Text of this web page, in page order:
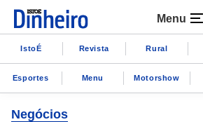
Menu
IstoÉ Revista Rural
Esportes Menu Motorshow
Negócios